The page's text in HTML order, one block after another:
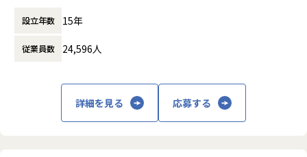
す。
上場企業を中心にソリューションサービスを提供していま
【業務の変更の範囲】
会社の定める業務
に渡ります。いわゆる技術者派遣と呼ばれ
働く場所に関わらない事業支援や最新技術を
用いた研究開発などを行っています。
設立年数 15年
従業員数 24,596人
詳細を見る 応募する